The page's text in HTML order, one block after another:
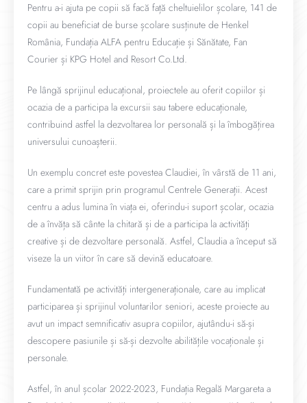
Pentru a-i ajuta pe copii să facă față cheltuielilor școlare, 141 de
copii au beneficiat de burse școlare susținute de Henkel
România, Fundația ALFA pentru Educație și Sănătate, Fan
Courier și KPG Hotel and Resort Co.Ltd.
Pe lângă sprijinul educațional, proiectele au oferit copiilor și
ocazia de a participa la excursii sau tabere educaționale,
contribuind astfel la dezvoltarea lor personală și la îmbogățirea
universului cunoașterii.
Un exemplu concret este povestea Claudiei, în vârstă de 11 ani,
care a primit sprijin prin programul Centrele Generații. Acest
centru a adus lumina în viața ei, oferindu-i suport școlar, ocazia
de a învăța să cânte la chitară și de a participa la activități
creative și de dezvoltare personală. Astfel, Claudia a început să
viseze la un viitor în care să devină educatoare.
Fundamentată pe activități intergeneraționale, care au implicat
participarea și sprijinul voluntarilor seniori, aceste proiecte au
avut un impact semnificativ asupra copiilor, ajutându-i să-și
descopere pasiunile și să-și dezvolte abilitățile vocaționale și
personale.
Astfel, în anul școlar 2022-2023, Fundația Regală Margareta a